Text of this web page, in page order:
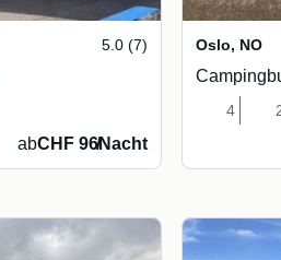
5.0 (7)
abCHF 96/Nacht
Oslo, NO
4